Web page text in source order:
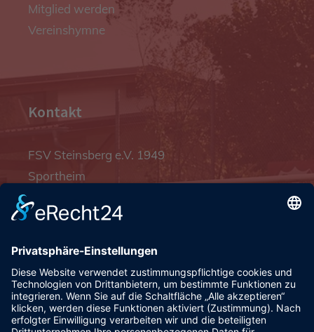
Mitglied werden
Vereinshymne
Kontakt
FSV Steinsberg e.V. 1949
Sportheim
93128 Steinsberg
pr@fsv-steinsberg.de
Social